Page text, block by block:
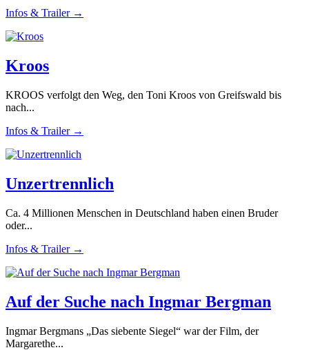
Infos & Trailer →
Kroos
KROOS verfolgt den Weg, den Toni Kroos von Greifswald bis
nach...
Infos & Trailer →
Unzertrennlich
Ca. 4 Millionen Menschen in Deutschland haben einen Bruder
oder...
Infos & Trailer →
Auf der Suche nach Ingmar Bergman
Ingmar Bergmans „Das siebente Siegel“ war der Film, der
Margarethe...